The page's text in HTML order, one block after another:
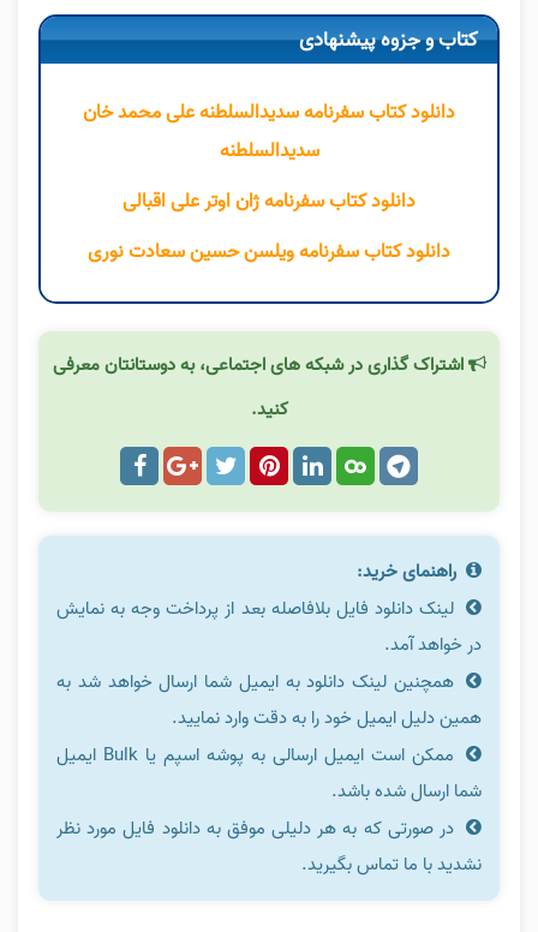
کتاب و جزوه پیشنهادی
دانلود کتاب سفرنامه سدیدالسلطنه علی محمد خان
سدیدالسلطنه
دانلود کتاب سفرنامه ژان اوتر علی اقبالی
دانلود کتاب سفرنامه ویلسن حسین سعادت نوری
اشتراک گذاری در شبکه های اجتماعی، به دوستانتان معرفی
کنید.
راهنمای خرید:
لینک دانلود فایل بلافاصله بعد از پرداخت وجه به نمایش
در خواهد آمد.
همچنین لینک دانلود به ایمیل شما ارسال خواهد شد به
همین دلیل ایمیل خود را به دقت وارد نمایید.
ممکن است ایمیل ارسالی به پوشه اسپم یا Bulk ایمیل
شما ارسال شده باشد.
در صورتی که به هر دلیلی موفق به دانلود فایل مورد نظر
نشدید با ما تماس بگیرید.